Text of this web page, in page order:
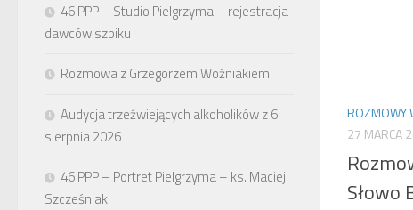
ROZMOWY
27 MARCA
Słowo
46 PPP – Studio Pielgrzyma – rejestracja
dawców szpiku
Rozmowa z Grzegorzem Woźniakiem
Audycja trzeźwiejących alkoholików z 6
sierpnia 2026
46 PPP – Portret Pielgrzyma – ks. Maciej
Szcześniak